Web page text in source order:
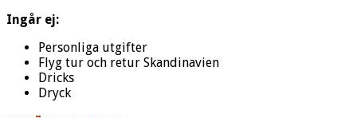
Ingår ej:
Personliga utgifter
Flyg tur och retur Skandinavien
Dricks
Dryck